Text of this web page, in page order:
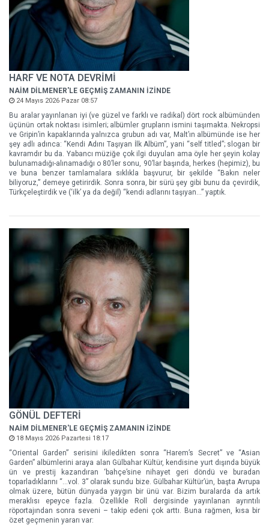
HARF VE NOTA DEVRİMİ
NAİM DİLMENER'LE GEÇMİŞ ZAMANIN İZİNDE
24 Mayıs 2026 Pazar 08:57
Bu aralar yayınlanan iyi (ve güzel ve farklı ve radikal) dört rock albümünden
üçünün ortak noktası isimleri; albümler grupların ismini taşımakta. Nekropsi
ve Gripin’in kapaklarında yalnızca grubun adı var, Malt’ın albümünde ise her
şey adlı adınca: “Kendi Adını Taşıyan İlk Albüm”, yani “self titled”; slogan bir
kavramdır bu da. Yabancı müziğe çok ilgi duyulan ama öyle her şeyin kolay
bulunamadığı-alınamadığı o 80’ler sonu, 90’lar başında, herkes (hepimiz), bu
ve buna benzer tamlamalara sıklıkla başvurur, bir şekilde “Bakın neler
biliyoruz,” demeye getirirdik. Sonra sonra, bir sürü şey gibi bunu da çevirdik,
Türkçeleştirdik ve (‘ilk’ ya da değil) “kendi adlarını taşıyan…” yaptık.
GÖNÜL DEFTERİ
NAİM DİLMENER'LE GEÇMİŞ ZAMANIN İZİNDE
18 Mayıs 2026 Pazartesi 18:17
“Oriental Garden” serisini ikiledikten sonra “Harem’s Secret” ve “Asian
Garden” albümlerini araya alan Gülbahar Kültür, kendisine yurt dışında büyük
ün ve prestij kazandıran ‘bahçe’sine nihayet geri döndü ve buradan
toparladıklarını “…vol. 3” olarak sundu bize. Gülbahar Kültür’ün, başta Avrupa
olmak üzere, bütün dünyada yaygın bir ünü var. Bizim buralarda da artık
meraklısı epeyce fazla. Özellikle Roll dergisinde yayınlanan ayrıntılı
röportajından sonra seveni – takip edeni çok arttı. Buna rağmen, kısa bir
özet geçmenin yararı var: